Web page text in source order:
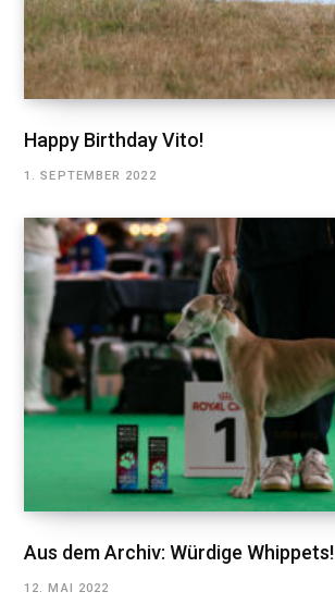
Happy Birthday Vito!
1. SEPTEMBER 2022
Aus dem Archiv: Würdige Whippets!
12. MAI 2022